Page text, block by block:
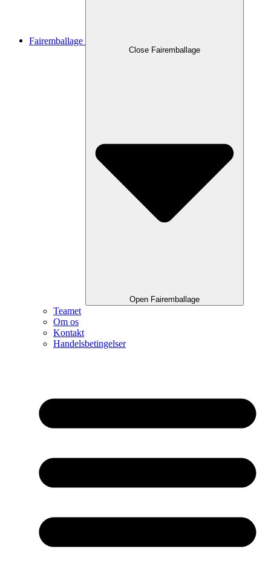
Fairemballage
Close Fairemballage
Open Fairemballage
Teamet
Om os
Kontakt
Handelsbetingelser